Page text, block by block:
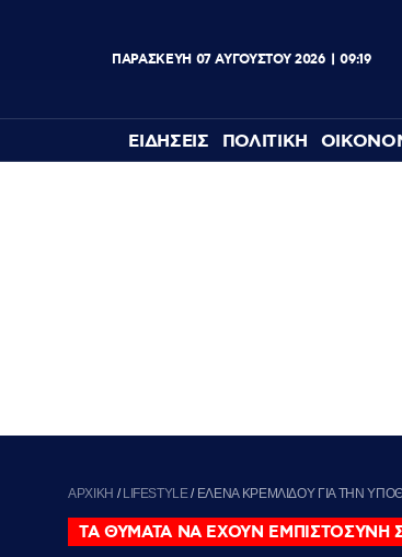
ΠΑΡΑΣΚΕΥΗ 07 ΑΥΓΟΥΣΤΟΥ 2026 09:19
ΕΙΔΗΣΕΙΣ ΠΟΛΙΤΙΚΗ
ΑΡΧΙΚΗ / LIFESTYLE/ ΕΛΕΝΑ ΚΡΕΜΛΙΔΟΥ ΓΙΑ ΤΗΝ
ΤΑ ΘΥΜΑΤΑ ΝΑ ΕΧΟΥΝ ΕΜΠΙΣΤΟΣΥΝΗ